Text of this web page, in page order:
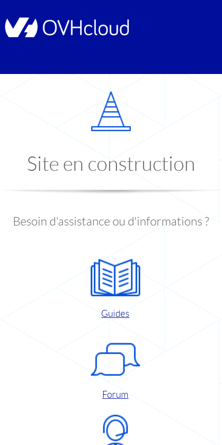
Site en construction
Besoin d'assistance ou d'informations ?
Guides
Forum